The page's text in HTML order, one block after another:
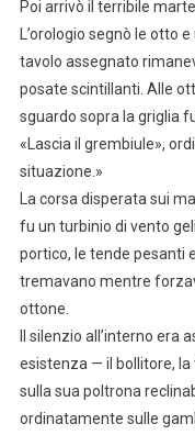
Poi arrivò il terribile
L’orologio segnò le otto
tavolo assegnato
posate scintillanti. Alle
sguardo sopra la griglia
«Lascia il grembiule»,
situazione.»
La corsa disperata sui
fu un turbinio di vento
portico, le tende pesanti
tremavano mentre
ottone.
Il silenzio all’interno era
esistenza — il bollitore,
sulla sua poltrona
ordinatamente sulle